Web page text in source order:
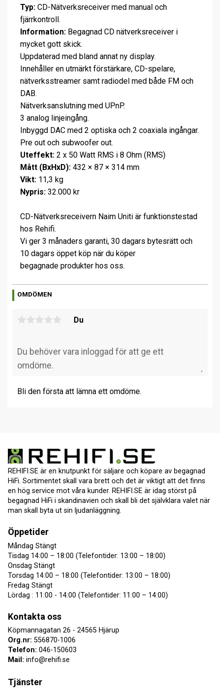
Typ: CD-Nätverksreceiver med manual och
fjärrkontroll.
Information: Begagnad CD nätverksreceiver i
mycket gott skick.
Uppdaterad med bland annat ny display.
Innehåller en utmärkt förstärkare, CD-spelare,
nätverksstreamer samt radiodel med både FM och
DAB.
Nätverksanslutning med UPnP.
3 analog linjeingång.
Inbyggd DAC med 2 optiska och 2 coaxiala ingångar.
Pre out och subwoofer out.
Uteffekt: 2 x 50 Watt RMS i 8 Ohm (RMS)
Mått (BxHxD): 432 × 87 × 314 mm
Vikt: 11,3 kg
Nypris: 32.000 kr
CD-Nätverksreceivern Naim Uniti är funktionstestad
hos Rehifi.
Vi ger 3 månaders garanti, 30 dagars bytesrätt och
10 dagars öppet köp när du köper
begagnade produkter hos oss.
OMDÖMEN
Du
Bli den första att lämna ett omdöme.
REHIFI.SE är en knutpunkt för säljare och köpare av begagnad
HiFi. Sortimentet skall vara brett och det är viktigt att det finns
en hög service mot våra kunder. REHIFI.SE är idag störst på
begagnad HiFi i skandinavien och skall bli det självklara valet när
man skall byta ut sin ljudanläggning.
Öppetider
Måndag Stängt
Tisdag 14:00 – 18:00 (Telefontider: 13:00 – 18:00)
Onsdag Stängt
Torsdag 14:00 – 18:00 (Telefontider: 13:00 – 18:00)
Fredag Stängt
Lördag : 11:00 - 14:00 (Telefontider: 11:00 – 14:00)
Kontakta oss
Köpmannagatan 26 - 24565 Hjärup
Org.nr: 556870-1006
Telefon: 046-150603
Mail: info@rehifi.se
Tjänster